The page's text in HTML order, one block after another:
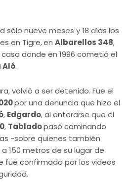
sólo nueve meses y 18 días los
en Tigre,en Albarellos 348,
donde en 1996 cometió el
Aló.
volvió a ser detenido. Fue el
por una denuncia que hizo el
, Edgardo, al enterarse que el
, Tabladopasó caminando
-sobre quienes también
150 metros de su lugar de
fue confirmado por los videos